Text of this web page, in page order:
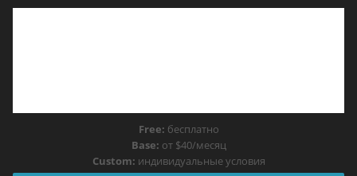
Free: бесплатно
Base: от $40/месяц
Custom: индивидуальные условия